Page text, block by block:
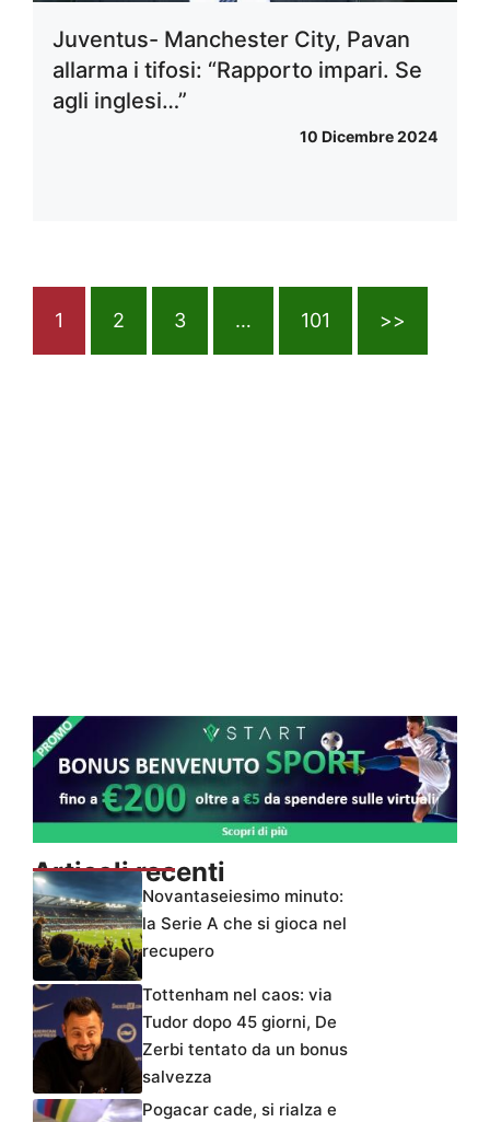
Juventus- Manchester City, Pavan
allarma i tifosi: “Rapporto impari. Se
agli inglesi…”
10 Dicembre 2024
1 2 3 … 101 >>
Articoli recenti
Novantaseiesimo minuto:
la Serie A che si gioca nel
recupero
Tottenham nel caos: via
Tudor dopo 45 giorni, De
Zerbi tentato da un bonus
salvezza
Pogacar cade, si rialza e